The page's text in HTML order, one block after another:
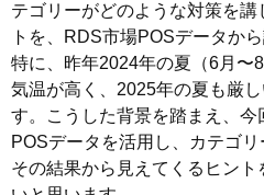
テゴリーがどのような対策を
トを、RDS市場POSデータか
特に、昨年2024年の夏（6月〜
気温が高く、2025年の夏も厳
す。こうした背景を踏まえ、
POSデータを活用し、カテゴリ
その結果から見えてくるヒン